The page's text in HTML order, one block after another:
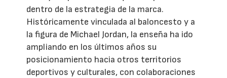
dentro de la estrategia de la marca.
Históricamente vinculada al baloncesto y a
la figura de Michael Jordan, la enseña ha ido
ampliando en los últimos años su
posicionamiento hacia otros territorios
deportivos y culturales, con colaboraciones